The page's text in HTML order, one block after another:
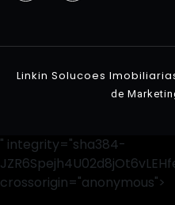
Linkin Solucoes
de
" integrity="sha384-
crossorigin="anonymous">